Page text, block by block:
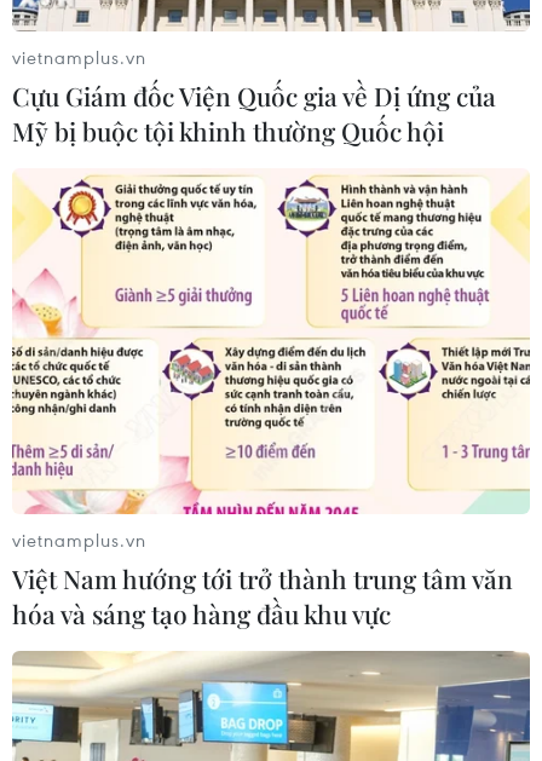
vietnamplus.vn
Cựu Giám đốc Viện Quốc gia về Dị ứng của
Mỹ bị buộc tội khinh thường Quốc hội
vietnamplus.vn
Việt Nam hướng tới trở thành trung tâm văn
hóa và sáng tạo hàng đầu khu vực